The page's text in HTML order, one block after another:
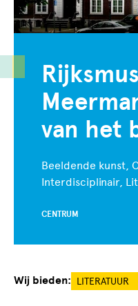
van het
Beeldende kunst,
Interdisciplinair,
CENTRUM
Wij bieden: LITERATUUR